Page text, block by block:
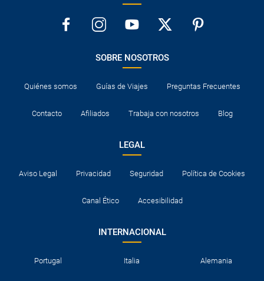
SOBRE NOSOTROS
Quiénes somos Guías de Viajes Preguntas Frecuentes
Contacto Afiliados Trabaja con nosotros Blog
LEGAL
Aviso Legal Privacidad Seguridad Política de Cookies
Canal Ético Accesibilidad
INTERNACIONAL
Portugal Italia Alemania